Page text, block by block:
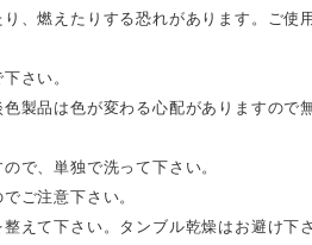
、燃えたりする恐れがあります。ご使
さい。
製品は色が変わる心配がありますので
で、単独で洗って下さい。
ご注意下さい。
えて下さい。タンブル乾燥はお避け下さ